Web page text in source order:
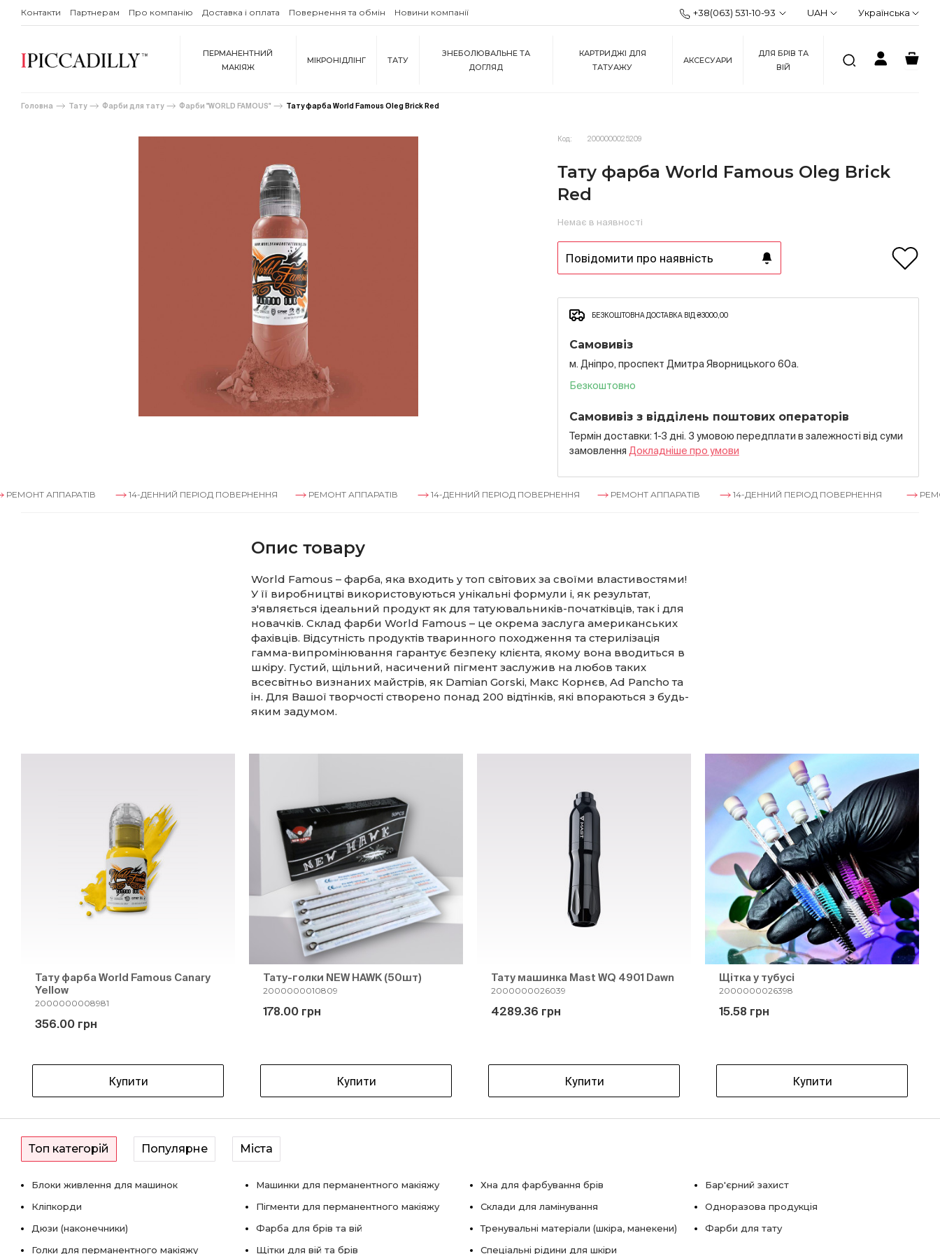
Контакти Партнерам Про компанію Доставка і оплата Повернення та обмін Новини компанії +38(063) 531-10-93 UAH Українська
ПЕРМАНЕНТНИЙ
МАКІЯЖ
МІКРОНІДЛІНГ ТАТУ
ЗНЕБОЛЮВАЛЬНЕ ТА
ДОГЛЯД
КАРТРИДЖІ ДЛЯ
ТАТУАЖУ
АКСЕСУАРИ
ДЛЯ БРІВ ТА
ВІЙ
Головна Тату Фарби для тату Фарби "WORLD FAMOUS" Тату фарба World Famous Oleg Brick Red
Код: 2000000025209
Тату фарба World Famous Oleg Brick
Red
Немає в наявності
Повідомити про наявність
БЕЗКОШТОВНА ДОСТАВКА ВІД ₴3000,00
Самовивіз
м. Дніпро, проспект Дмитра Яворницького 60а.
Безкоштовно
Самовивіз з відділень поштових операторів
Термін доставки: 1-3 дні. З умовою передплати в залежностi вiд суми
замовлення Докладнiше про умови
АППАРАТІВ 14-ДЕННИЙ ПЕРІОД ПОВЕРНЕННЯ РЕМОНТ АППАРАТІВ 14-ДЕННИЙ ПЕРІОД ПОВЕРНЕННЯ РЕМОНТ АППАРАТІВ 14-ДЕННИЙ ПЕРІОД ПОВЕРНЕННЯ РЕМОНТ
Опис товару
World Famous – фарба, яка входить у топ світових за своїми властивостями!
У її виробництві використовуються унікальні формули і, як результат,
з'являється ідеальний продукт як для татуювальників-початківців, так і для
новачків. Склад фарби World Famous – це окрема заслуга американських
фахівців. Відсутність продуктів тваринного походження та стерилізація
гамма-випромінювання гарантує безпеку клієнта, якому вона вводиться в
шкіру. Густий, щільний, насичений пігмент заслужив на любов таких
всесвітньо визнаних майстрів, як Damian Gorski, Макс Корнєв, Ad Pancho та
ін. Для Вашої творчості створено понад 200 відтінків, які впораються з будь-
яким задумом.
Тату фарба World Famous Canary
Yellow
2000000008981
356.00 грн
Купити
Тату-голки NEW HAWK (50шт)
2000000010809
178.00 грн
Купити
Тату машинка Mast WQ 4901 Dawn
2000000026039
4289.36 грн
Купити
Щітка у тубусі
2000000026398
15.58 грн
Купити
Топ категорій Популярне Міста
Блоки живлення для машинок
Кліпкорди
Дюзи (наконечники)
Голки для перманентного макіяжу
Машинки для перманентного макіяжу
Пігменти для перманентного макіяжу
Фарба для брів та вій
Щітки для вій та брів
Хна для фарбування брів
Склади для ламінування
Тренувальні матеріали (шкіра, манекени)
Спеціальні рідини для шкіри
Бар'єрний захист
Одноразова продукція
Фарби для тату